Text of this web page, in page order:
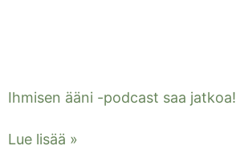
Ihmisen ääni -podcast saa jatkoa!
Lue lisää »